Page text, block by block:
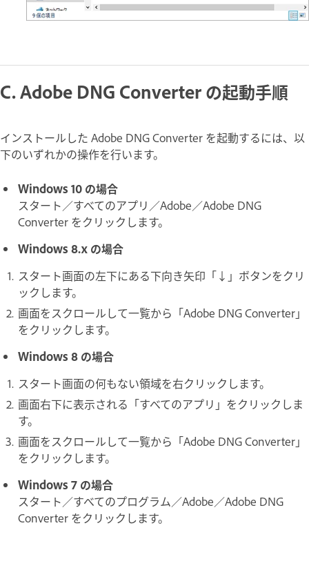
C. Adobe DNG Converter の起動手順
インストールした Adobe DNG Converter を起動するには、以
下のいずれかの操作を行います。
Windows 10 の場合
スタート／すべてのアプリ／Adobe／Adobe DNG
Converter をクリックします。
Windows 8.x の場合
スタート画面の左下にある下向き矢印「↓」ボタンをクリ
ックします。
画面をスクロールして一覧から「Adobe DNG Converter」
をクリックします。
Windows 8 の場合
スタート画面の何もない領域を右クリックします。
画面右下に表示される「すべてのアプリ」をクリックしま
す。
画面をスクロールして一覧から「Adobe DNG Converter」
をクリックします。
Windows 7 の場合
スタート／すべてのプログラム／Adobe／Adobe DNG
Converter をクリックします。